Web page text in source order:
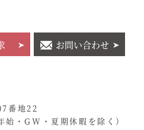
お問い合わせ
番地22
始・GW・夏期休暇を除く）